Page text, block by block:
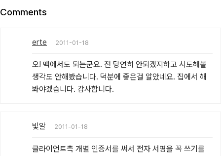
Comments
erte 2011-01-18
오! 맥에서도 되는군요. 전 당연히 안되겠지하고 시도해볼
생각도 안해봤습니다. 덕분에 좋은걸 알았네요. 집에서 해
봐야겠습니다. 감사합니다.
빛알 2011-01-18
클라이언트측 개별 인증서를 써서 전자 서명을 꼭 쓰기를